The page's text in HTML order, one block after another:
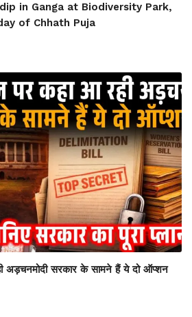
in Ganga at Biodiversity Park,
of Chhath Puja
अड़चनमोदी सरकार के सामने हैं ये दो ऑप्शन